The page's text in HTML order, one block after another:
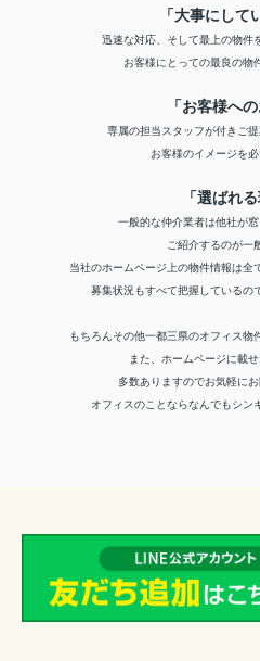
「大事にして
迅速な対応、そして最上の物件
お客様にとっての最良の物
「お客様へ
専属の担当スタッフが付きご提
お客様のイメージを必
「選ばれる
一般的な仲介業者は他社が
ご紹介するのが一
当社のホームページ上の物件情報は全
募集状況もすべて把握しているの
もちろんその他一都三県のオフィス物
また、ホームページに載
多数ありますのでお気軽にお
オフィスのことならなんでもシン